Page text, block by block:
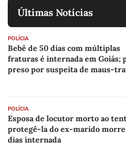
Últimas Notícias
POLÍCIA
Bebê de 50 dias com múltiplas
fraturas é internada em Goiás;
preso por suspeita de maus-
POLÍCIA
Esposa de locutor morto ao
protegê-la do ex-marido morre
dias internada